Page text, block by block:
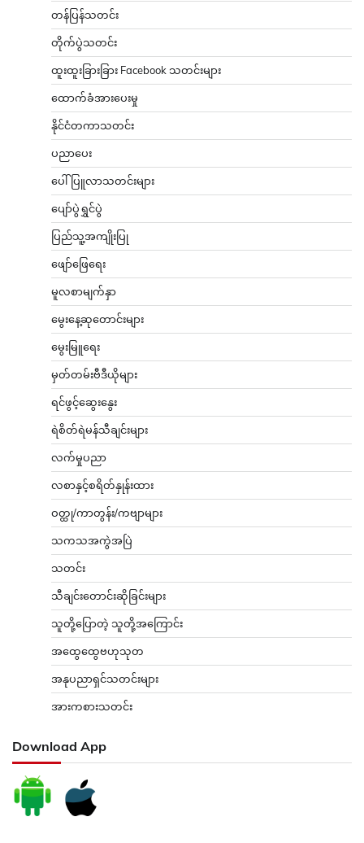
တန်ပြန်သတင်း
တိုက်ပွဲသတင်း
ထူးထူးခြားခြား Facebook သတင်းများ
ထောက်ခံအားပေးမှု
နိုင်ငံတကာသတင်း
ပညာပေး
ပေါ်ပြူလာသတင်းများ
ပျော်ပွဲရွှင်ပွဲ
ပြည်သူ့အကျိုးပြု
ဖျော်ဖြေရေး
မူလစာမျက်နှာ
မွေးနေ့ဆုတောင်းများ
မွေးမြူရေး
မှတ်တမ်းဗီဒီယိုများ
ရင်ဖွင့်ဆွေးနွေး
ရဲစိတ်ရဲမန်သီချင်းများ
လက်မှုပညာ
လစာနှင့်စရိတ်နှုန်းထား
ဝတ္ထု/ကာတွန်း/ကဗျာများ
သကသအကွဲအပြဲ
သတင်း
သီချင်းတောင်းဆိုခြင်းများ
သူတို့ပြောတဲ့ သူတို့အကြောင်း
အထွေထွေဗဟုသုတ
အနုပညာရှင်သတင်းများ
အားကစားသတင်း
Download App